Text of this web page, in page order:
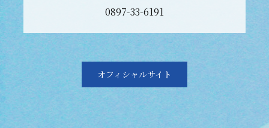
0897-33-6191
オフィシャルサイト